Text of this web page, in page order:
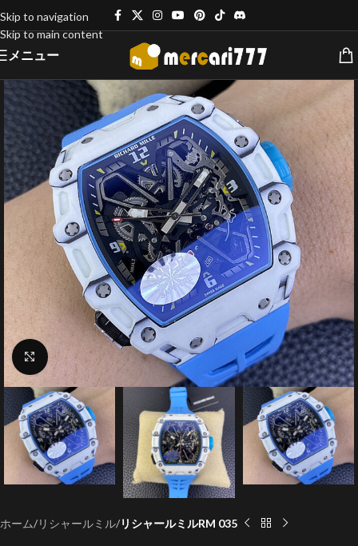
Skip to navigation
Skip to main content
メニュー
クリックで拡大
ホーム リシャールミル リシャールミルRM 035